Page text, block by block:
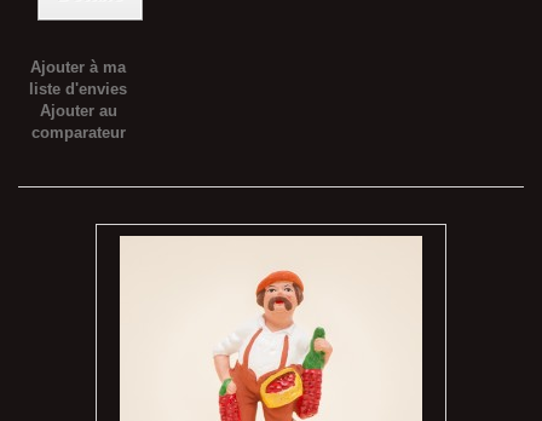
Ajouter à ma
liste d'envies
Ajouter au
comparateur